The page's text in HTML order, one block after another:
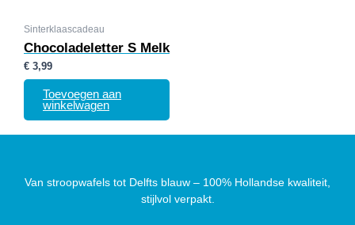
Sinterklaascadeau
Chocoladeletter S Melk
€ 3,99
Toevoegen aan
winkelwagen
Van stroopwafels tot Delfts blauw – 100% Hollandse kwaliteit,
stijlvol verpakt.